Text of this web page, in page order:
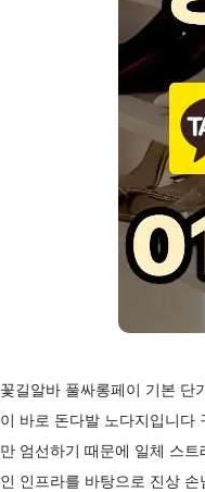
꽃길알바 풀싸롱페이 기본 단
이 바로 돈다발 노다지입니다
만 엄선하기 때문에 일체 스
인 인프라를 바탕으로 진상